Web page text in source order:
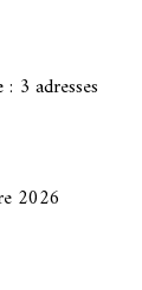
3 adresses
2026